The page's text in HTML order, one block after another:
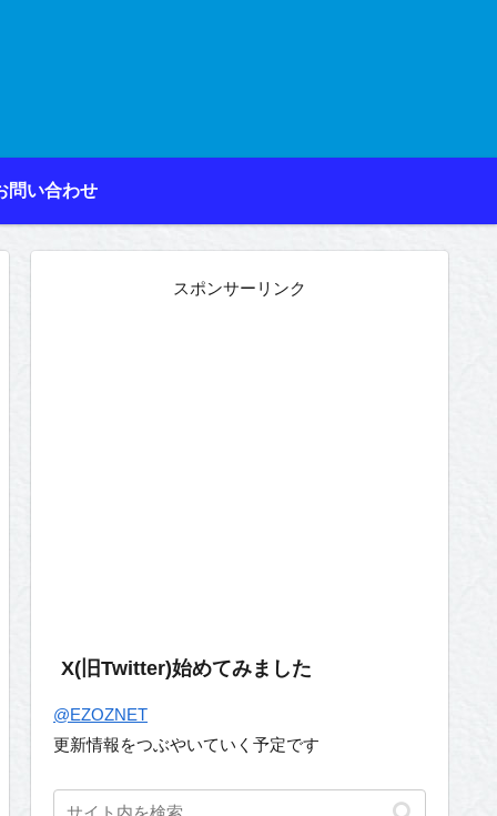
問い合わせ
スポンサーリンク
X(旧Twitter)始めてみました
@EZOZNET
更新情報をつぶやいていく予定です